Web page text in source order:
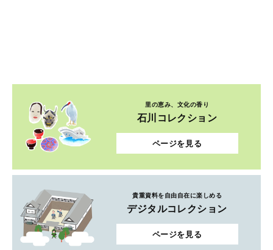
里の恵み、文化の香り
石川コレクション
ページを見る
貴重資料を自由自在に楽しめる
デジタルコレクション
ページを見る